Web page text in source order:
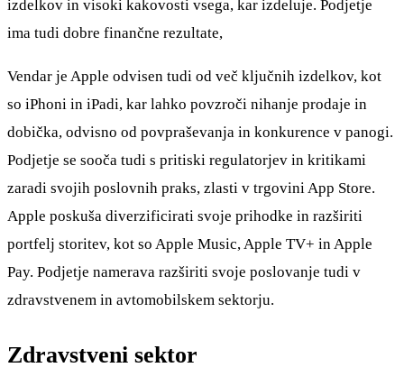
izdelkov in visoki kakovosti vsega, kar izdeluje. Podjetje
ima tudi dobre finančne rezultate,
Vendar je Apple odvisen tudi od več ključnih izdelkov, kot
so iPhoni in iPadi, kar lahko povzroči nihanje prodaje in
dobička, odvisno od povpraševanja in konkurence v panogi.
Podjetje se sooča tudi s pritiski regulatorjev in kritikami
zaradi svojih poslovnih praks, zlasti v trgovini App Store.
Apple poskuša diverzificirati svoje prihodke in razširiti
portfelj storitev, kot so Apple Music, Apple TV+ in Apple
Pay. Podjetje namerava razširiti svoje poslovanje tudi v
zdravstvenem in avtomobilskem sektorju.
Zdravstveni sektor